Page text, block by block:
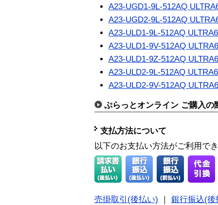
A23-UGD1-9L-512AQ
A23-UGD2-9L-512AQ
A23-ULD1-9L-512AQ
A23-ULD1-9V-512AQ
A23-ULD1-9Z-512AQ
A23-ULD2-9L-512AQ
A23-ULD2-9V-512AQ
ぷらっとオンライン ご購入の
支払方法について
以下のお支払い方法がご利用で
売掛取引(後払い)
銀行振込(後